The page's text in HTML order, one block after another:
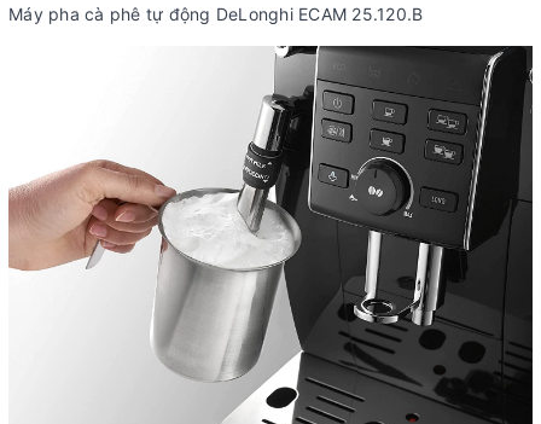
Máy pha cà phê tự động DeLonghi ECAM 25.120.B